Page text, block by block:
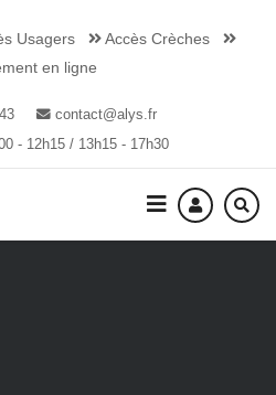
Usagers
Accès Crèches
en ligne
contact@alys.fr
- 12h15 / 13h15 - 17h30